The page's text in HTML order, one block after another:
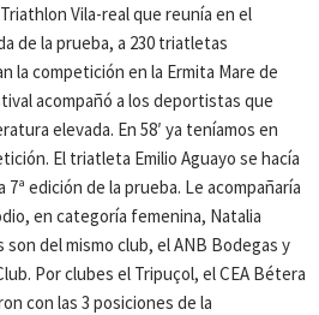
Vila-real que reunía en el
de la prueba, a 230 triatletas
la competición en la Ermita Mare de
acompañó a los deportistas que
elevada. En 58′ ya teníamos en
El triatleta Emilio Aguayo se hacía
edición de la prueba. Le acompañaría
en categoría femenina, Natalia
del mismo club, el ANB Bodegas y
Por clubes el Tripuçol, el CEA Bétera
con las 3 posiciones de la